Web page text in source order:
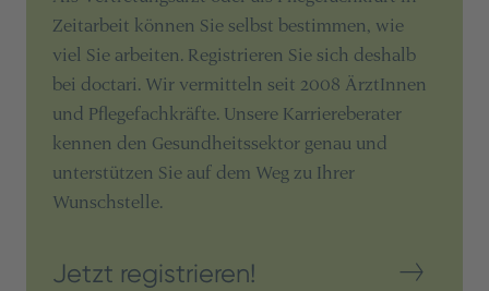
Zeitarbeit können Sie selbst bestimmen, wie
viel Sie arbeiten. Registrieren Sie sich deshalb
bei doctari. Wir vermitteln seit 2008 ÄrztInnen
und Pflegefachkräfte. Unsere Karriereberater
kennen den Gesundheitssektor genau und
unterstützen Sie auf dem Weg zu Ihrer
Wunschstelle.
Jetzt registrieren!